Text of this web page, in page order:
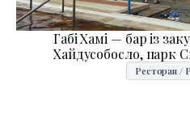
Габі Хамі — бар із
Хайдусобосло, парк
Ресторан /